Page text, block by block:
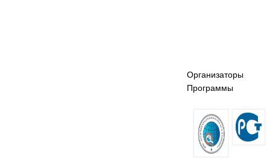
Организаторы
Программы